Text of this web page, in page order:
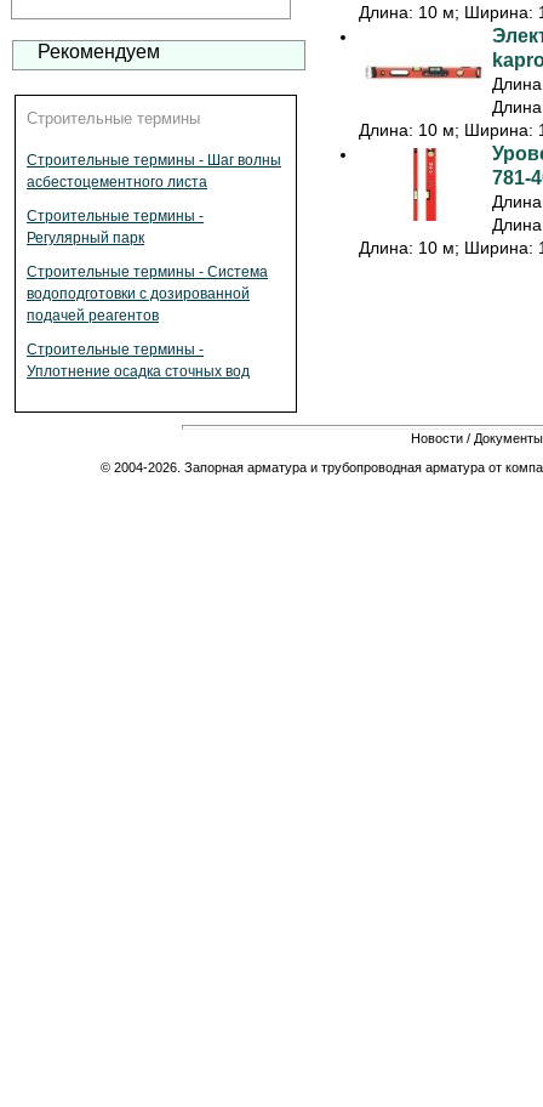
Рекомендуем
Строительные термины
Строительные термины - Шаг волны
асбестоцементного листа
Строительные термины -
Регулярный парк
Строительные термины - Система
водоподготовки с дозированной
подачей реагентов
Строительные термины -
Уплотнение осадка сточных вод
Длина: 10 м; Ширина:
Длина: 10 м; Ширина:
781-
Длина: 10 м; Ширина:
Новости / Документы
© 2004-2026. Запорная арматура и трубопроводная арматура от